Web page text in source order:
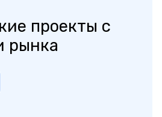
проекты с
рынка